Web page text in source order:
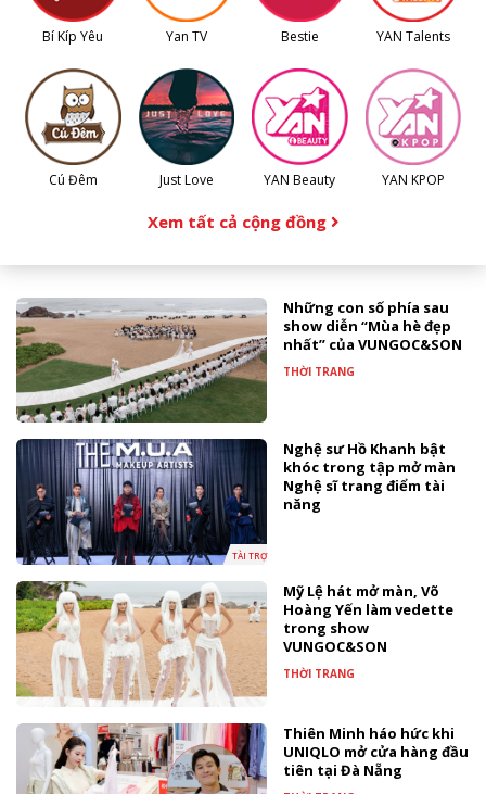
Bí Kíp Yêu Yan TV Bestie YAN Talents
Cú Đêm Just Love YAN Beauty YAN KPOP
Xem tất cả cộng đồng
Những con số phía sau
show diễn “Mùa hè đẹp
nhất” của VUNGOC&SON
THỜI TRANG
TÀI TRỢ
Nghệ sư Hồ Khanh bật
khóc trong tập mở màn
Nghệ sĩ trang điểm tài
năng
Mỹ Lệ hát mở màn, Võ
Hoàng Yến làm vedette
trong show
VUNGOC&SON
THỜI TRANG
Thiên Minh háo hức khi
UNIQLO mở cửa hàng đầu
tiên tại Đà Nẵng